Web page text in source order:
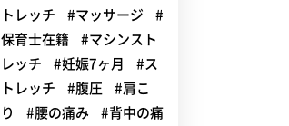
トレッチ
#マッサージ
#
保育士在籍
#マシンスト
レッチ
#妊娠7ヶ月
#ス
トレッチ
#腹圧
#肩こ
り
#腰の痛み
#背中の痛